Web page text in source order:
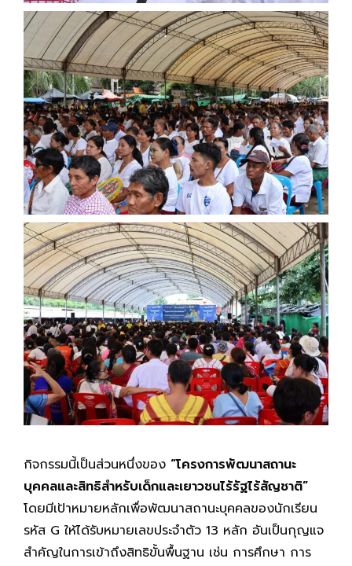
กิจกรรมนี้เป็นส่วนหนึ่งของ “โครงการพัฒนาสถานะ
บุคคลและสิทธิสำหรับเด็กและเยาวชนไร้รัฐไร้สัญชาติ”
โดยมีเป้าหมายหลักเพื่อพัฒนาสถานะบุคคลของนักเรียน
รหัส G ให้ได้รับหมายเลขประจำตัว 13 หลัก อันเป็นกุญแจ
สำคัญในการเข้าถึงสิทธิขั้นพื้นฐาน เช่น การศึกษา การ